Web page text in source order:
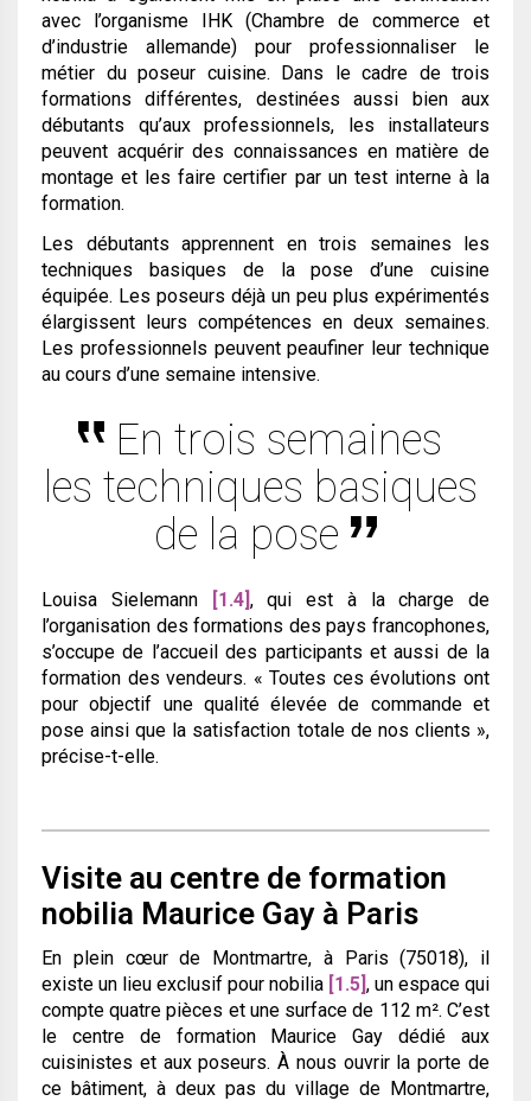
avec l’organisme IHK (Chambre de commerce et
d’industrie allemande) pour professionnaliser le
métier du poseur cuisine. Dans le cadre de trois
formations différentes, destinées aussi bien aux
débutants qu’aux professionnels, les installateurs
peuvent acquérir des connaissances en matière de
montage et les faire certifier par un test interne à la
formation.
Les débutants apprennent en trois semaines les
techniques basiques de la pose d’une cuisine
équipée. Les poseurs déjà un peu plus expérimentés
élargissent leurs compétences en deux semaines.
Les professionnels peuvent peaufiner leur technique
au cours d’une semaine intensive.
En trois semaines
les techniques basiques
de la pose
Louisa Sielemann [1.4], qui est à la charge de
l’organisation des formations des pays francophones,
s’occupe de l’accueil des participants et aussi de la
formation des vendeurs. « Toutes ces évolutions ont
pour objectif une qualité élevée de commande et
pose ainsi que la satisfaction totale de nos clients »,
précise-t-elle.
Visite au centre de formation
nobilia Maurice Gay à Paris
En plein cœur de Montmartre, à Paris (75018), il
existe un lieu exclusif pour nobilia [1.5], un espace qui
compte quatre pièces et une surface de 112 m². C’est
le centre de formation Maurice Gay dédié aux
cuisinistes et aux poseurs. À nous ouvrir la porte de
ce bâtiment, à deux pas du village de Montmartre,